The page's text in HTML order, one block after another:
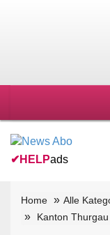
✔ HELPads
Home Alle
Kanton Thurgau